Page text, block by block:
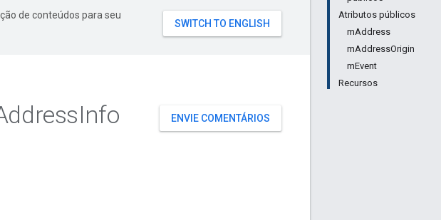
Atributos públicos
mAddress
mAddressOrigin
mEvent
Recursos
de conteúdos para seu
ENVIE COMENTÁRIOS
Info